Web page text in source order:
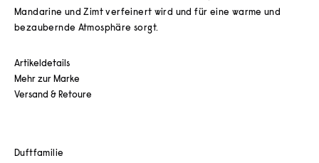
Duftfamilie
Mandarine und Zimt verfeinert wird und für eine warme und
bezaubernde Atmosphäre sorgt.
Artikeldetails
Mehr zur Marke
Versand & Retoure